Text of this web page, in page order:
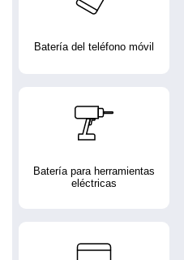
Batería del teléfono móvil
Batería para herramientas
eléctricas